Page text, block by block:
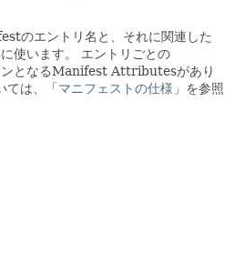
のエントリ名と、それに関連した
使います。
エントリごとの
となるManifest Attributesがあり
ては、「マニフェストの仕様 」を参照